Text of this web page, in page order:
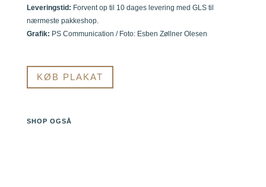
Leveringstid: Forvent op til 10 dages levering med GLS til
nærmeste pakkeshop.
Grafik: PS Communication / Foto: Esben Zøllner Olesen
KØB PLAKAT
SHOP OGSÅ